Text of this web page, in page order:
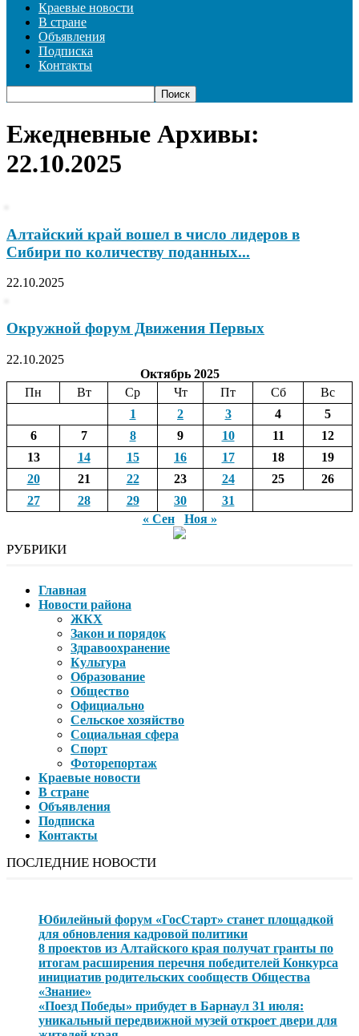
Краевые новости
В стране
Объявления
Подписка
Контакты
Ежедневные Архивы:
22.10.2025
Алтайский край вошел в число лидеров в
Сибири по количеству поданных...
22.10.2025
Окружной форум Движения Первых
22.10.2025
Октябрь 2025
Пн
Вт Ср Чт Пт Сб
Вс
1
2 3 4
5
6
7 8 9 10 11
12
13
14 15 16 17 18
19
20
21 22 23 24 25
26
27
28 29 30
31
« Сен
Ноя »
РУБРИКИ
Главная
Новости района
ЖКХ
Закон и порядок
Здравоохранение
Культура
Образование
Общество
Официально
Сельское хозяйство
Социальная сфера
Спорт
Фоторепортаж
Краевые новости
В стране
Объявления
Подписка
Контакты
ПОСЛЕДНИЕ НОВОСТИ
Юбилейный форум «ГосСтарт» станет площадкой
для обновления кадровой политики
8 проектов из Алтайского края получат гранты по
итогам расширения перечня победителей Конкурса
инициатив родительских сообществ Общества
«Знание»
«Поезд Победы» прибудет в Барнаул 31 июля:
уникальный передвижной музей откроет двери для